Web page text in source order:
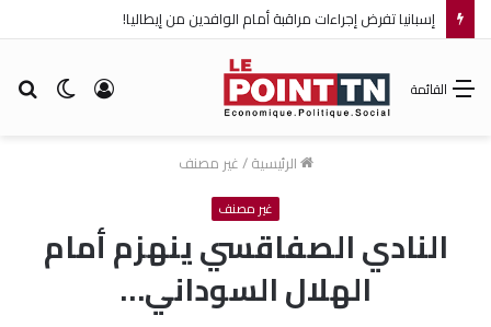
إسبانيا تفرض إجراءات مراقبة أمام الوافدين من إيطاليا!
الوضع تسجيل
القائمة
الرئيسية/غير مصنف
غير مصنف
النادي الصفاقسي ينهزم أمام
الهلال السوداني…